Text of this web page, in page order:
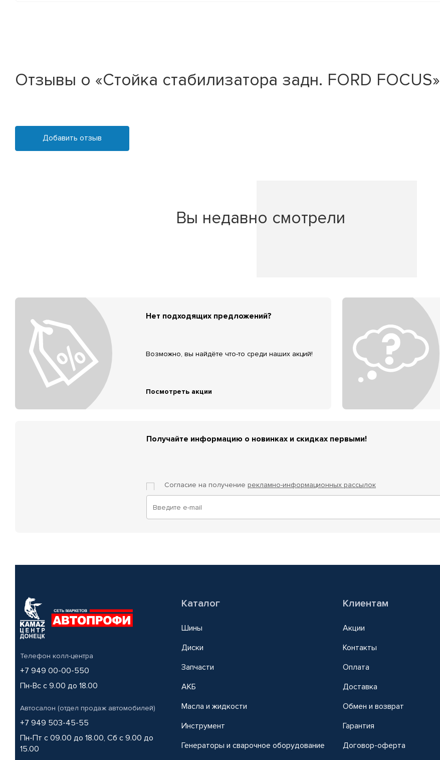
Отзывы о «Стойка стабилизатора задн. FORD FOCUS»
Добавить отзыв
Вы недавно смотрели
Нет подходящих предложений?
Возможно, вы найдёте что-то среди наших акций!
Посмотреть акции
Получайте информацию о новинках и скидках первыми!
Согласие на получение рекламно-информационных рассылок
Телефон колл-центра
+7 949 00-00-550
Пн-Вс с 9.00 до 18.00
Автосалон (отдел продаж автомобилей)
+7 949 503-45-55
Пн-Пт с 09.00 до 18.00, Сб с 9.00 до
15.00
Каталог
Шины
Диски
Запчасти
АКБ
Масла и жидкости
Инструмент
Генераторы и сварочное оборудование
Клиентам
Акции
Контакты
Оплата
Доставка
Обмен и возврат
Гарантия
Договор-оферта